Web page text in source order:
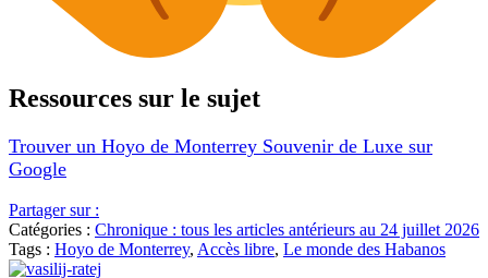
Ressources sur le sujet
Trouver un Hoyo de Monterrey Souvenir de Luxe sur
Google
Partager sur :
Catégories : Chronique : tous les articles antérieurs au 24 juillet 2026
Tags : Hoyo de Monterrey, Accès libre, Le monde des Habanos